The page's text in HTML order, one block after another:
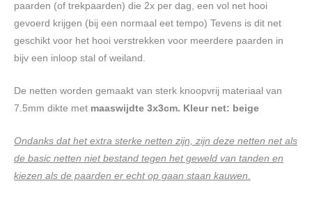
paarden (of trekpaarden) die 2x per dag, een vol net hooi
gevoerd krijgen (bij een normaal eet tempo) Tevens is dit net
geschikt voor het hooi verstrekken voor meerdere paarden in
bijv een inloop stal of weiland.
De netten worden gemaakt van sterk knoopvrij materiaal van
7.5mm dikte met maaswijdte 3x3cm. Kleur net: beige
Ondanks dat het extra sterke netten zijn, zijn deze netten net als
de basic netten niet bestand tegen het geweld van tanden en
kiezen als de paarden er echt op gaan staan kauwen.